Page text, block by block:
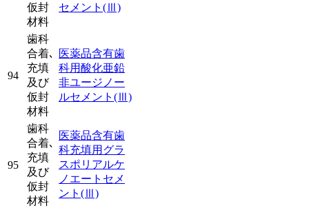
仮封
材料
セメント (Ⅲ)
94
歯科
合着､
充填
及び
仮封
材料
医薬品含有歯
科用酸化亜鉛
非ユージノー
ルセメント (Ⅲ)
95
歯科
合着､
充填
及び
仮封
材料
医薬品含有歯
科充填用グラ
スポリアルケ
ノエートセメ
ント (Ⅲ)